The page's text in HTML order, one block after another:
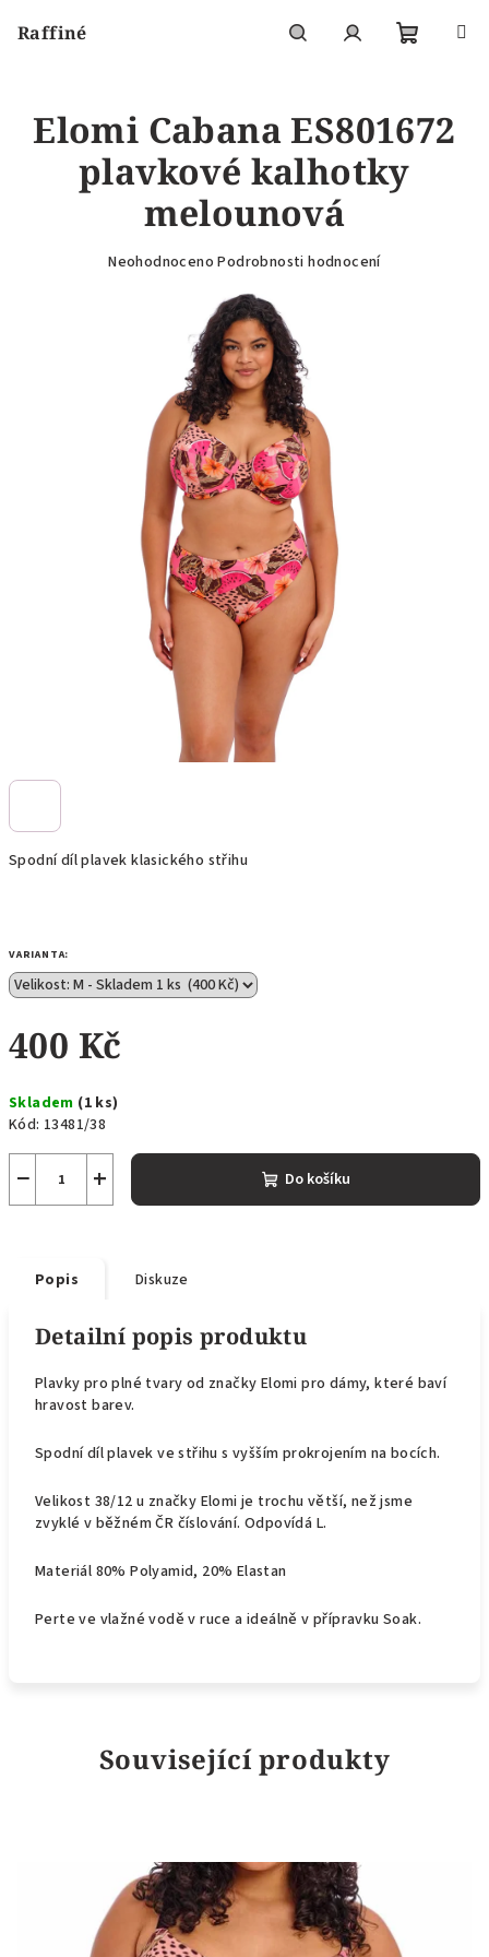
Raffiné
košík
Spodní díl plavek klasického střihu
VARIANTA:
400 Kč
cena:
Skladem (1 ks)
Kód: 13481/38
+
− Do košíku
Elomi Cabana ES801672
plavkové kalhotky
melounová
Průměrné
hvězdiček.
Neohodnoceno Podrobnosti hodnocení
Popis Diskuze
Detailní popis produktu
Plavky pro plné tvary od značky Elomi pro dámy, které baví
hravost barev.
Spodní díl plavek ve střihu s vyšším prokrojením na bocích.
Velikost 38/12 u značky Elomi je trochu větší, než jsme
zvyklé v běžném ČR číslování. Odpovídá L.
Materiál 80% Polyamid, 20% Elastan
Perte ve vlažné vodě v ruce a ideálně v přípravku Soak.
Související produkty